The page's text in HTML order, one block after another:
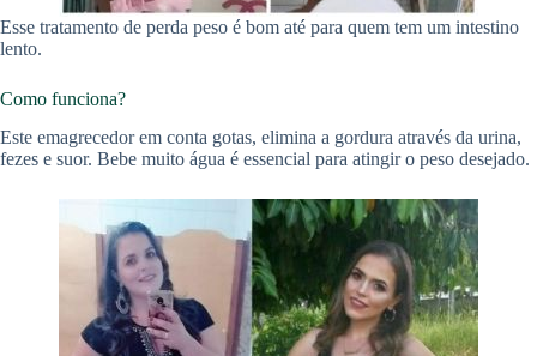
Esse tratamento de perda peso é bom até para quem tem um intestino
lento.
Como funciona?
Este emagrecedor em conta gotas, elimina a gordura através da urina,
fezes e suor. Bebe muito água é essencial para atingir o peso desejado.